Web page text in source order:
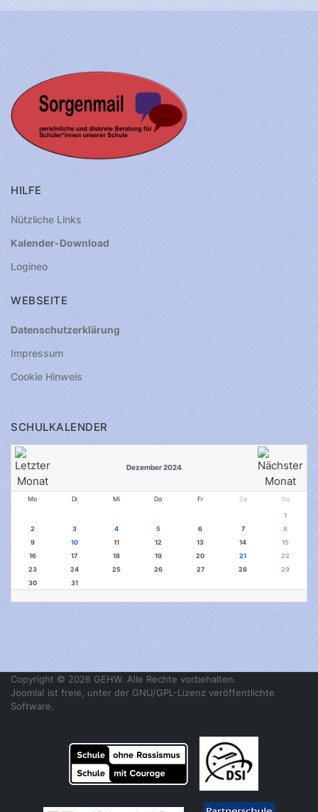
HILFE
Nützliche Links
Kalender-Download
Logineo
WEBSEITE
Datenschutzerklärung
Impressum
Cookie Hinweis
SCHULKALENDER
Dezember 2024
Mo Di Mi Do Fr Sa So
1
2
3 4 5 6 7
8
9
10 11 12 13 14
15
16
17 18 19 20 21
22
23
24 25 26 27 28
29
30
31
Copyright © 2026 GEHW. Alle Rechte vorbehalten.
Joomla! ist freie, unter der GNU/GPL-Lizenz veröffentlichte
Software.